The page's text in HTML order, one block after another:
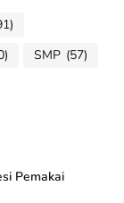
SMP (57)
Pemakai